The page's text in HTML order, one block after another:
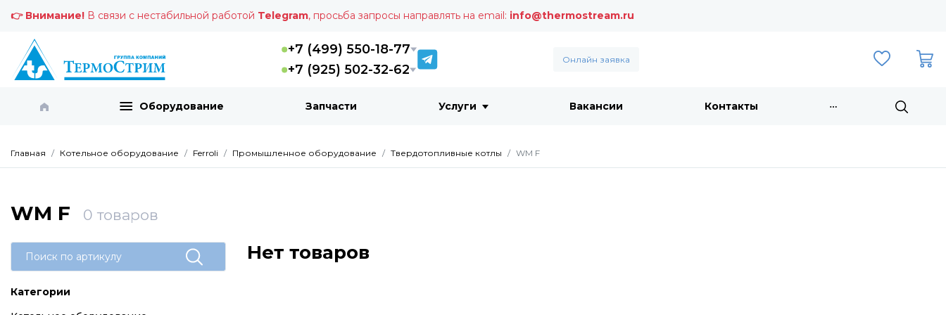
👉 Внимание! В связи с нестабильной работой Telegram, просьба запросы направлять на email: info@thermostream.ru
+7 (499) 550-18-77
+7 (925) 502-32-62
Онлайн заявка
Оборудование Запчасти Услуги Вакансии Контакты
Главная Котельное оборудование Ferroli Промышленное оборудование Твердотопливные котлы WM F
WM F 0 товаров
Категории
Нет товаров